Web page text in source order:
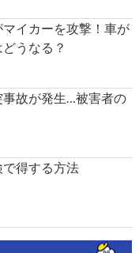
イカーを攻撃！車が
うなる？
故が発生…被害者の
で得する方法